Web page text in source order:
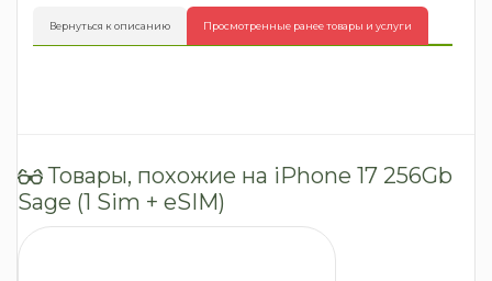
Вернуться к описанию Просмотренные ранее товары и услуги
Товары, похожие на iPhone 17 256Gb
Sage (1 Sim + eSIM)